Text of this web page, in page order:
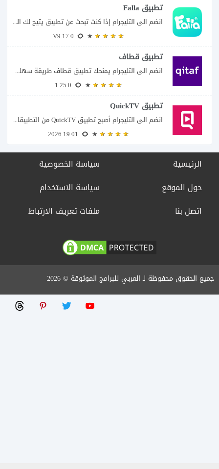
تطبيق Falla
انضم الى التليجرام إذا كنت تبحث عن تطبيق يتيح لك الدخول إلى غرف دردشة...
تطبيق قطاف
انضم الى التليجرام يمنحك تطبيق قطاف طريقة سهلة لمتابعة نقاط المكافآت والاستفادة منها في...
تطبيق QuickTV
انضم الى التليجرام أصبح تطبيق QuickTV من التطبيقات التي تستهدف محبي المسلسلات السريعة، إذ...
الرئيسية
حول الموقع
اتصل بنا
سياسة الخصوصية
سياسة الاستخدام
ملفات تعريف الارتباط
جميع الحقوق محفوظة لـ العربي للبرامج الموثوقة © 2026